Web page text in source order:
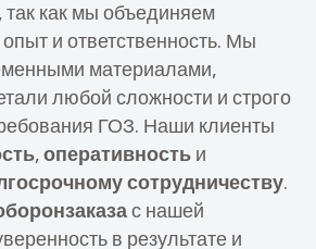
, так как мы объединяем
и ответственность. Мы
материалами,
любой сложности и строго
ГОЗ. Наши клиенты
,оперативность и
сотрудничеству.
с нашей
в результате и